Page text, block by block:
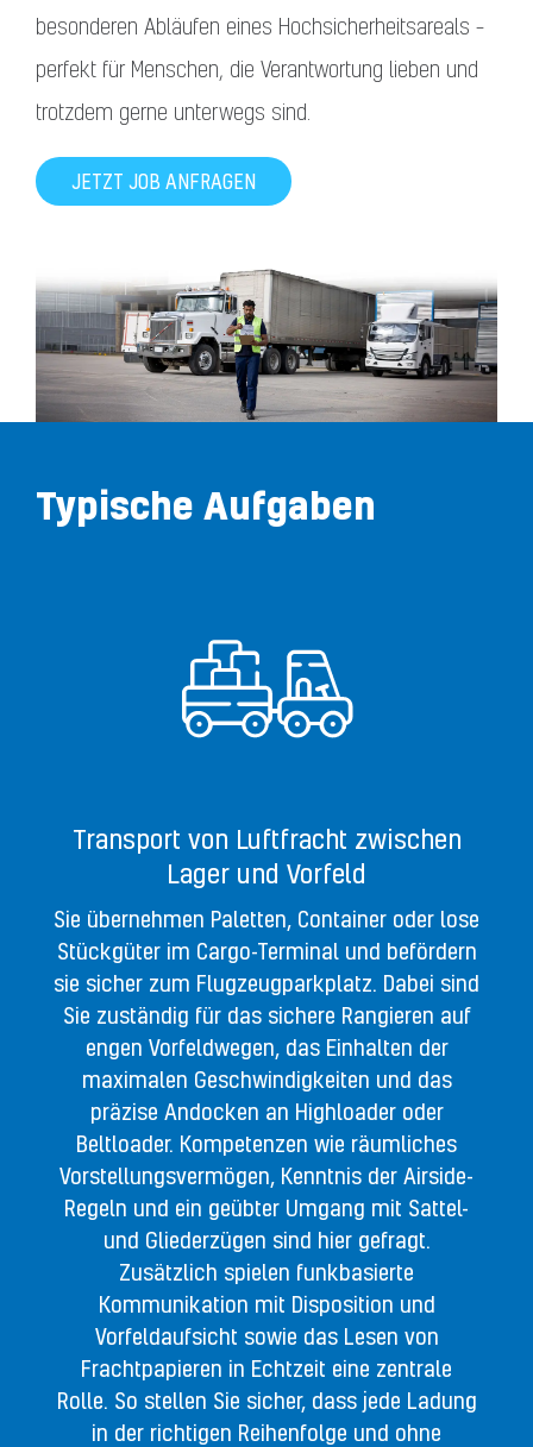
besonderen Abläufen eines Hochsicherheitsareals –
perfekt für Menschen, die Verantwortung lieben und
trotzdem gerne unterwegs sind.
JETZT JOB ANFRAGEN
Typische Aufgaben
Transport von Luftfracht zwischen
Lager und Vorfeld
Sie übernehmen Paletten, Container oder lose
Stückgüter im Cargo-Terminal und befördern
sie sicher zum Flugzeugparkplatz. Dabei sind
Sie zuständig für das sichere Rangieren auf
engen Vorfeldwegen, das Einhalten der
maximalen Geschwindigkeiten und das
präzise Andocken an Highloader oder
Beltloader. Kompetenzen wie räumliches
Vorstellungsvermögen, Kenntnis der Airside-
Regeln und ein geübter Umgang mit Sattel-
und Gliederzügen sind hier gefragt.
Zusätzlich spielen funkbasierte
Kommunikation mit Disposition und
Vorfeldaufsicht sowie das Lesen von
Frachtpapieren in Echtzeit eine zentrale
Rolle. So stellen Sie sicher, dass jede Ladung
in der richtigen Reihenfolge und ohne